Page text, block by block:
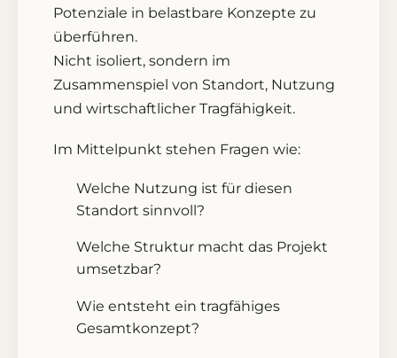
Potenziale in belastbare Konzepte zu
überführen.
Nicht isoliert, sondern im
Zusammenspiel von Standort, Nutzung
und wirtschaftlicher Tragfähigkeit.
Im Mittelpunkt stehen Fragen wie:
Welche Nutzung ist für diesen
Standort sinnvoll?
Welche Struktur macht das Projekt
umsetzbar?
Wie entsteht ein tragfähiges
Gesamtkonzept?